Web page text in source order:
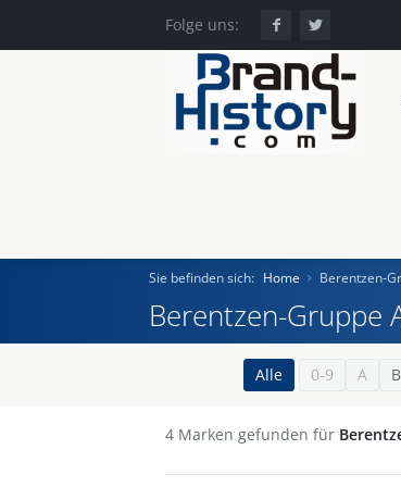
Folge uns:
Sie befinden sich: Home Berentzen-
Berentzen-Gruppe
Alle 0-9 A B
4 Marken gefunden für